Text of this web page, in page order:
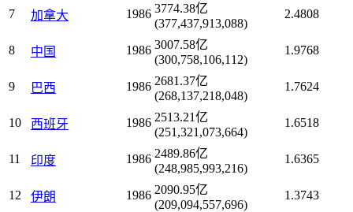
7 加拿大 1986 3774.38亿
(377,437,913,088)
2.4808
8 中国 1986 3007.58亿
(300,758,106,112)
1.9768
9 巴西 1986 2681.37亿
(268,137,218,048)
1.7624
10 西班牙 1986 2513.21亿
(251,321,073,664)
1.6518
11 印度 1986 2489.86亿
(248,985,993,216)
1.6365
12 伊朗 1986 2090.95亿
(209,094,557,696)
1.3743